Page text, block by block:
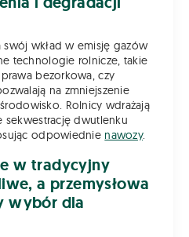
wkład w emisję gazów
technologie rolnicze, takie
bezorkowa, czy
na zmniejszenie
Rolnicy wdrażają
sekwestrację dwutlenku
odpowiednie nawozy.
w tradycyjny
a przemysłowa
wybór dla